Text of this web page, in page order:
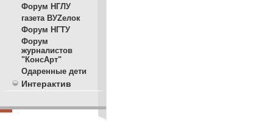
Форум НГЛУ
газета ВУZелок
Форум НГТУ
Форум
журналистов
"КонсАрт"
Одаренные дети
Интерактив